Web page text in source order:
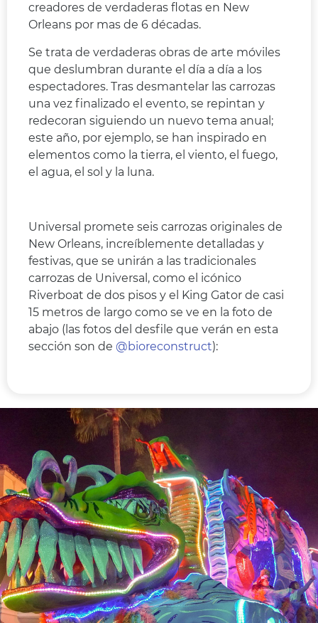
creadores de verdaderas flotas en New
Orleans por mas de 6 décadas.
Se trata de verdaderas obras de arte móviles
que deslumbran durante el día a día a los
espectadores. Tras desmantelar las carrozas
una vez finalizado el evento, se repintan y
redecoran siguiendo un nuevo tema anual;
este año, por ejemplo, se han inspirado en
elementos como la tierra, el viento, el fuego,
el agua, el sol y la luna.
Universal promete seis carrozas originales de
New Orleans, increíblemente detalladas y
festivas, que se unirán a las tradicionales
carrozas de Universal, como el icónico
Riverboat de dos pisos y el King Gator de casi
15 metros de largo como se ve en la foto de
abajo (las fotos del desfile que verán en esta
sección son de @bioreconstruct):